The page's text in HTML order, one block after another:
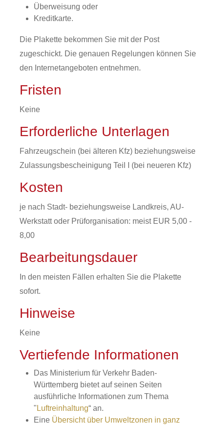
Überweisung oder
Kreditkarte.
Die Plakette bekommen Sie mit der Post
zugeschickt. Die genauen Regelungen können Sie
den Internetangeboten entnehmen.
Fristen
Keine
Erforderliche Unterlagen
Fahrzeugschein (bei älteren Kfz) beziehungsweise
Zulassungsbescheinigung Teil I (bei neueren Kfz)
Kosten
je nach Stadt- beziehungsweise Landkreis, AU-
Werkstatt oder Prüforganisation: meist EUR 5,00 -
8,00
Bearbeitungsdauer
In den meisten Fällen erhalten Sie die Plakette
sofort.
Hinweise
Keine
Vertiefende Informationen
Das Ministerium für Verkehr Baden-
Württemberg bietet auf seinen Seiten
ausführliche Informationen zum Thema
" Luftreinhaltung“ an.
Eine Übersicht über Umweltzonen in ganz